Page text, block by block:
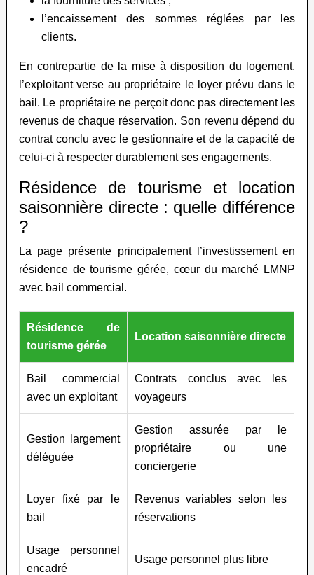
l’encaissement des sommes réglées par les
clients.
En contrepartie de la mise à disposition du logement,
l’exploitant verse au propriétaire le loyer prévu dans le
bail. Le propriétaire ne perçoit donc pas directement les
revenus de chaque réservation. Son revenu dépend du
contrat conclu avec le gestionnaire et de la capacité de
celui-ci à respecter durablement ses engagements.
Résidence de tourisme et location
saisonnière directe : quelle différence
?
La page présente principalement l’investissement en
résidence de tourisme gérée, cœur du marché LMNP
avec bail commercial.
Résidence de
tourisme gérée
Location saisonnière directe
Bail commercial
avec un exploitant
Contrats conclus avec les
voyageurs
Gestion largement
déléguée
Gestion assurée par le
propriétaire ou une
conciergerie
Loyer fixé par le
bail
Revenus variables selon les
réservations
Usage personnel
encadré
Usage personnel plus libre